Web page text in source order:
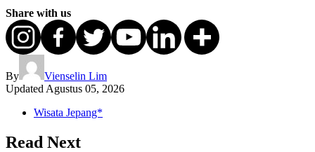
Share with us
By
Vienselin Lim
Updated Agustus 05, 2026
Wisata Jepang*
Read Next